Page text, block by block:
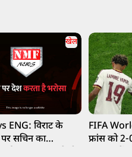
खेल
ENG: विराट के
पर सचिन का
FIFA
फ्रांस को